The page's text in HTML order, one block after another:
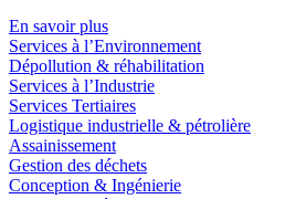
En savoir plus
Services à l’Environnement
Dépollution & réhabilitation
Services à l’Industrie
Services Tertiaires
Logistique industrielle & pétrolière
Assainissement
Gestion des déchets
Conception & Ingénierie